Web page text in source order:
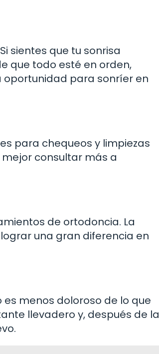
sientes que tu sonrisa
que todo esté en orden,
oportunidad para sonríer en
para chequeos y limpiezas
consultar más a
de ortodoncia. La
una gran diferencia en
menos doloroso de lo que
llevadero y, después de la